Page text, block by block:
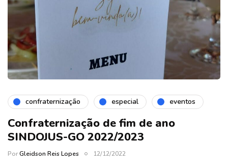
confraternização especial eventos
Confraternização de fim de ano
SINDOJUS-GO 2022/2023
PorGleidson Reis Lopes 12/12/2022